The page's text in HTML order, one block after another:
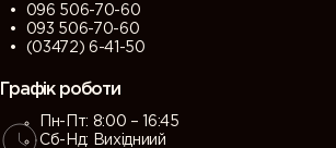
096 506-70-60
093 506-70-60
(03472) 6-41-50
Графік роботи
Пн-Пт: 8:00 – 16:45
Сб-Нд: Вихідниий